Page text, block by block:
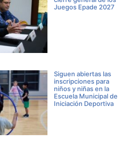
Juegos Epade 2027
Siguen abiertas las
inscripciones para
niños y niñas en la
Escuela Municipal de
Iniciación Deportiva